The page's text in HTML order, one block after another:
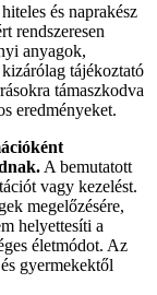
és naprakész
rendszeresen
anyagok,
tájékoztató
támaszkodva
eredményeket.
A bemutatott
vagy kezelést.
megelőzésére,
helyettesíti a
életmódot. Az
gyermekektől